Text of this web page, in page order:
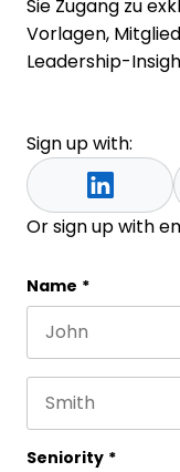
Sie Zugang zu
Vorlagen,
Leadership-
Sign up with:
Or sign up with
Email
This field is for
Name *
Seniority *